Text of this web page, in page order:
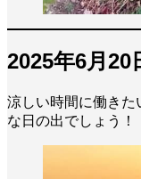
2025年6月20
涼しい時間に働きた
な日の出でしょう！